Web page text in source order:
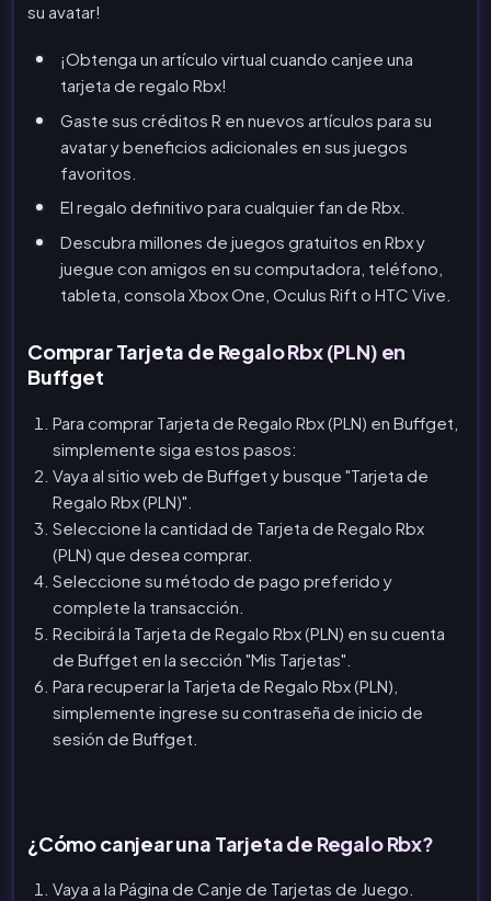
su avatar!
¡Obtenga un artículo virtual cuando canjee una
tarjeta de regalo Rbx!
Gaste sus créditos R en nuevos artículos para su
avatar y beneficios adicionales en sus juegos
favoritos.
El regalo definitivo para cualquier fan de Rbx.
Descubra millones de juegos gratuitos en Rbx y
juegue con amigos en su computadora, teléfono,
tableta, consola Xbox One, Oculus Rift o HTC Vive.
Comprar Tarjeta de Regalo Rbx (PLN) en
Buffget
Para comprar Tarjeta de Regalo Rbx (PLN) en Buffget,
simplemente siga estos pasos:
Vaya al sitio web de Buffget y busque "Tarjeta de
Regalo Rbx (PLN)".
Seleccione la cantidad de Tarjeta de Regalo Rbx
(PLN) que desea comprar.
Seleccione su método de pago preferido y
complete la transacción.
Recibirá la Tarjeta de Regalo Rbx (PLN) en su cuenta
de Buffget en la sección "Mis Tarjetas".
Para recuperar la Tarjeta de Regalo Rbx (PLN),
simplemente ingrese su contraseña de inicio de
sesión de Buffget.
¿Cómo canjear una Tarjeta de Regalo Rbx?
Vaya a la Página de Canje de Tarjetas de Juego.